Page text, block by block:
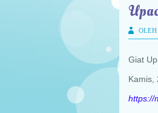
OLEH
Giat
Kamis,
https://